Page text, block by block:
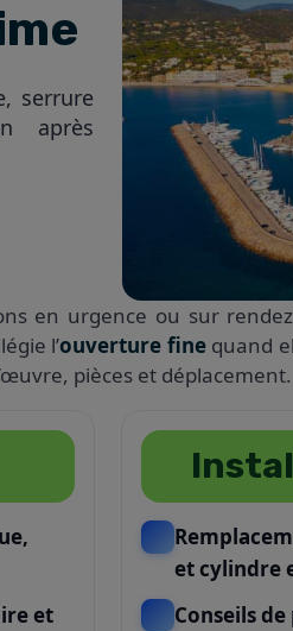
serrure
après
en urgence ou sur
l’ouverture finequand
pièces et déplacement.
et
et cylindre
Conseils